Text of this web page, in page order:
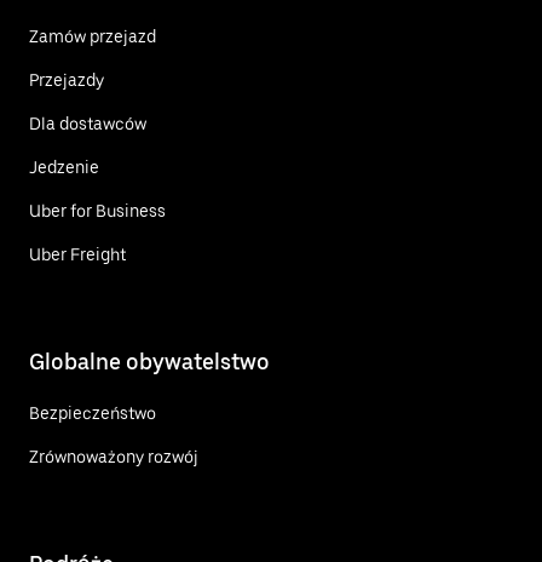
Zamów przejazd
Przejazdy
Dla dostawców
Jedzenie
Uber for Business
Uber Freight
Globalne obywatelstwo
Bezpieczeństwo
Zrównoważony rozwój